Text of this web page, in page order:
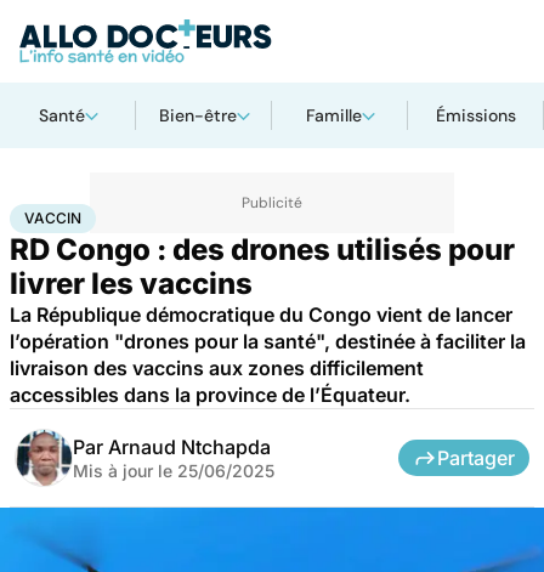
Santé Bien-être Famille Émissions
AccueilSanté Vaccin
VACCIN
RD Congo : des drones utilisés pour
livrer les vaccins
La République démocratique du Congo vient de lancer
l’opération "drones pour la santé", destinée à faciliter la
livraison des vaccins aux zones difficilement
accessibles dans la province de l’Équateur.
Par Arnaud Ntchapda
Mis à jour le 25/06/2025
Partager